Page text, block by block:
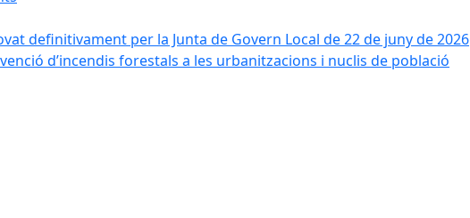
definitivament per la Junta de Govern Local de 22 de juny de 2026
d’incendis forestals a les urbanitzacions i nuclis de població